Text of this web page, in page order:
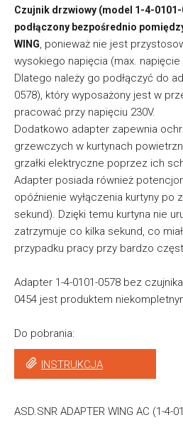
Czujnik drzwiowy (model 1-4-0101-
podłączony bezpośrednio
WING, ponieważ nie jest
wysokiego napięcia (max. napięcie
Dlatego należy go podłączyć do
0578), który wyposażony jest w
pracować przy napięciu 230V.
Dodatkowo adapter zapewnia
grzewczych w kurtynach
grzałki elektryczne poprzez ich
Adapter posiada również
opóźnienie wyłączenia kurtyny po
sekund). Dzięki temu kurtyna nie
zatrzymuje co kilka sekund, co
przypadku pracy przy bardzo
Adapter 1-4-0101-0578 bez
0454 jest produktem
Do pobrania:
INSTRUKCJA
ASD.SNR ADAPTER WING AC (1-4-